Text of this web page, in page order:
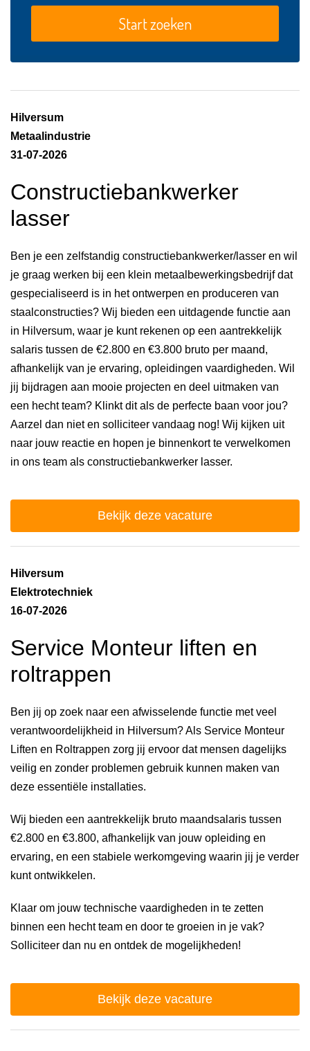
Hilversum
Metaalindustrie
31-07-2026
Constructiebankwerker
lasser
Ben je een zelfstandig constructiebankwerker/lasser en wil
je graag werken bij een klein metaalbewerkingsbedrijf dat
gespecialiseerd is in het ontwerpen en produceren van
staalconstructies? Wij bieden een uitdagende functie aan
in Hilversum, waar je kunt rekenen op een aantrekkelijk
salaris tussen de €2.800 en €3.800 bruto per maand,
afhankelijk van je ervaring, opleidingen vaardigheden. Wil
jij bijdragen aan mooie projecten en deel uitmaken van
een hecht team? Klinkt dit als de perfecte baan voor jou?
Aarzel dan niet en solliciteer vandaag nog! Wij kijken uit
naar jouw reactie en hopen je binnenkort te verwelkomen
in ons team als constructiebankwerker lasser.
Bekijk deze vacature
Hilversum
Elektrotechniek
16-07-2026
Service Monteur liften en
roltrappen
Ben jij op zoek naar een afwisselende functie met veel
verantwoordelijkheid in Hilversum? Als Service Monteur
Liften en Roltrappen zorg jij ervoor dat mensen dagelijks
veilig en zonder problemen gebruik kunnen maken van
deze essentiële installaties.
Wij bieden een aantrekkelijk bruto maandsalaris tussen
€2.800 en €3.800, afhankelijk van jouw opleiding en
ervaring, en een stabiele werkomgeving waarin jij je verder
kunt ontwikkelen.
Klaar om jouw technische vaardigheden in te zetten
binnen een hecht team en door te groeien in je vak?
Solliciteer dan nu en ontdek de mogelijkheden!
Bekijk deze vacature